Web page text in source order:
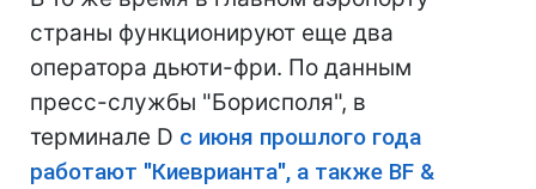
страны функционируют еще два
оператора дьюти-фри. По данным
пресс-службы "Борисполя", в
терминале D с июня прошлого года
работают "Киеврианта", а также BF &